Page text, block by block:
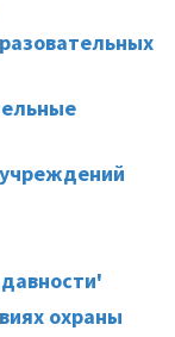
охраны